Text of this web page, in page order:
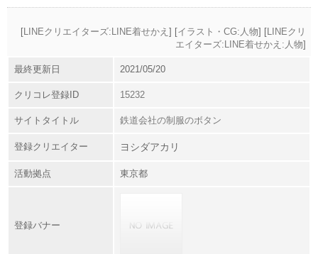
[LINEクリエイターズ:LINE着せかえ ] [イラスト・CG:人物] [LINEクリ
エイターズ:LINE着せかえ:人物]
最終更新日 2021/05/20
クリコレ登録ID 15232
サイトタイトル 鉄道会社の制服のボタン
登録クリエイター ヨシダアカリ
活動拠点 東京都
登録バナー